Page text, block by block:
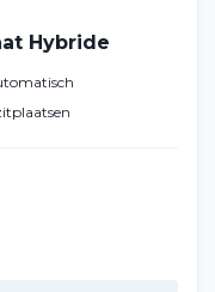
Hybride